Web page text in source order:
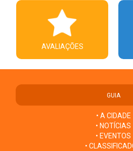
AVALIAÇÕES
GUIA
• A CIDADE
• NOTÍCIAS
• EVENTOS
•